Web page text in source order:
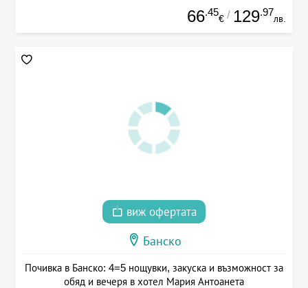
66.45
€ / 129.97
лв.
виж офертата
Банско
Почивка в Банско: 4=5 нощувки, закуска и възможност за
обяд и вечеря в хотел Мария Антоанета